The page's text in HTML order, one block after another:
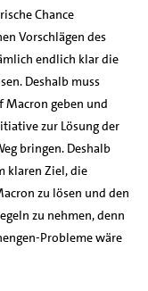
Chance
Vorschlägen des
endlich klar die
Deshalb muss
Macron geben und
zur Lösung der
bringen. Deshalb
klaren Ziel, die
zu lösen und den
zu nehmen, denn
Probleme wäre